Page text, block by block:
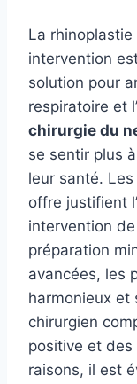
La rhinoplastie
intervention
solution pour
respiratoire et
chirurgie du
se sentir plus
leur santé. Les
offre justifient
intervention
préparation
avancées, les
harmonieux et
chirurgien
positive et
raisons, il est